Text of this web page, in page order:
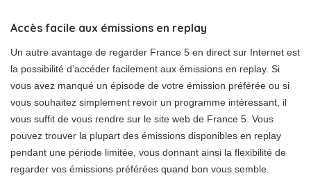
Accès facile aux émissions en replay
Un autre avantage de regarder France 5 en direct sur Internet est
la possibilité d’accéder facilement aux émissions en replay. Si
vous avez manqué un épisode de votre émission préférée ou si
vous souhaitez simplement revoir un programme intéressant, il
vous suffit de vous rendre sur le site web de France 5. Vous
pouvez trouver la plupart des émissions disponibles en replay
pendant une période limitée, vous donnant ainsi la flexibilité de
regarder vos émissions préférées quand bon vous semble.